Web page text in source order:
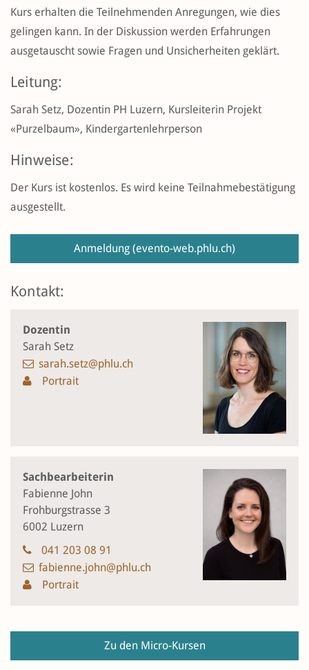
Kurs erhalten die Teilnehmenden Anregungen, wie dies
gelingen kann. In der Diskussion werden Erfahrungen
ausgetauscht sowie Fragen und Unsicherheiten geklärt.
Leitung:
Sarah Setz, Dozentin PH Luzern, Kursleiterin Projekt
«Purzelbaum», Kindergartenlehrperson
Hinweise:
Der Kurs ist kostenlos. Es wird keine Teilnahmebestätigung
ausgestellt.
Anmeldung (evento-web.phlu.ch)
Kontakt:
Dozentin
Sarah Setz
sarah.setz@phlu.ch
Portrait
Sachbearbeiterin
Fabienne John
Frohburgstrasse 3
6002 Luzern
041 203 08 91
fabienne.john@phlu.ch
Portrait
Zu den Micro-Kursen